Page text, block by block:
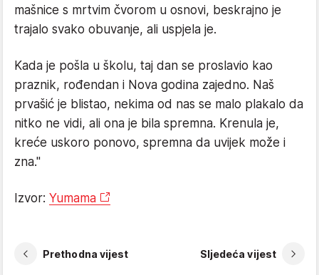
mašnice s mrtvim čvorom u osnovi, beskrajno je
trajalo svako obuvanje, ali uspjela je.
Kada je pošla u školu, taj dan se proslavio kao
praznik, rođendan i Nova godina zajedno. Naš
prvašić je blistao, nekima od nas se malo plakalo da
nitko ne vidi, ali ona je bila spremna. Krenula je,
kreće uskoro ponovo, spremna da uvijek može i
zna."
Izvor: Yumama
Prethodna vijest Sljedeća vijest